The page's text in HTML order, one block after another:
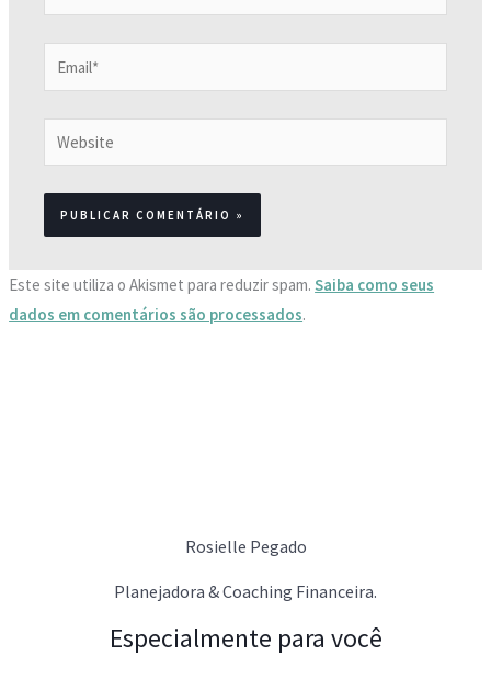
Email*
Website
Este site utiliza o Akismet para reduzir spam.Saiba como seus
dados em comentários são processados.
Rosielle Pegado
Planejadora & Coaching Financeira.
Especialmente para você